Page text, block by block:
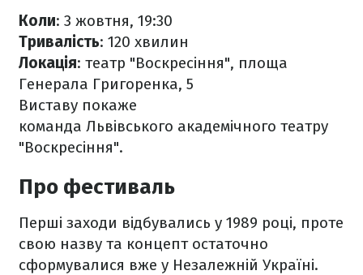
Коли: 3 жовтня, 19:30
Тривалість: 120 хвилин
Локація: театр "Воскресіння", площа
Генерала Григоренка, 5
Виставу покаже
команда Львівського академічного театру
"Воскресіння".
Про фестиваль
Перші заходи відбувались у 1989 році, проте
свою назву та концепт остаточно
сформувалися вже у Незалежній Україні.